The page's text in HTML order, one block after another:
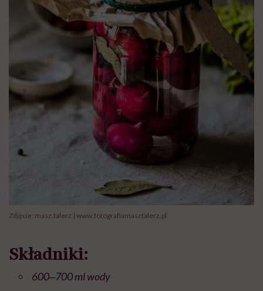
Zdjęcie: masz.talerz | www.fotografiamasztalerz.pl
Składniki:
600‒700 ml wody